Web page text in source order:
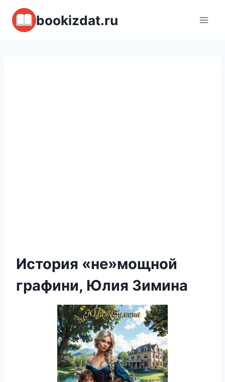
Перейти
содержимому
bookizdat.ru
История «не»мощной
графини, Юлия Зимина